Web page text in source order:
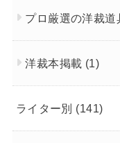
プロ厳選の洋裁道
洋裁本掲載 (1)
ライター別 (141)